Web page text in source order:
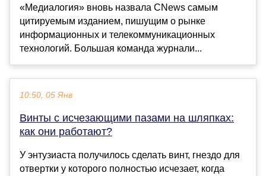
«Медиалогия» вновь назвала CNews самым
цитируемым изданием, пишущим о рынке
информационных и телекоммуникационных
технологий. Большая команда журнали...
10:50, 05 Янв
Винты с исчезающими пазами на шляпках:
как они работают?
У энтузиаста получилось сделать винт, гнездо для
отвертки у которого полностью исчезает, когда